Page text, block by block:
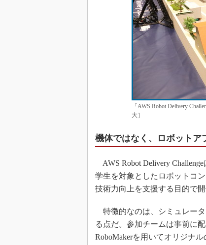
「AWS Robot Delivery
大］
機体ではなく、ロボットア
AWS Robot Delivery
学生を対象としたロボットコ
技術力向上を支援する目的で開
特徴的なのは、シミュレー
る点だ。参加チームは事前に
RoboMakerを用いてオリジナ